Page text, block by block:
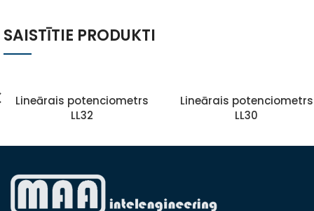
SAISTĪTIE PRODUKTI
Lineārais potenciometrs
LL32
Lineārais potenciometrs
LL30